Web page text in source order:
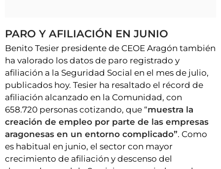
PARO Y AFILIACIÓN EN JUNIO
Benito Tesier presidente de CEOE Aragón también
ha valorado los datos de paro registrado y
afiliación a la Seguridad Social en el mes de julio,
publicados hoy. Tesier ha resaltado el récord de
afiliación alcanzado en la Comunidad, con
658.720 personas cotizando, que “muestra la
creación de empleo por parte de las empresas
aragonesas en un entorno complicado”. Como
es habitual en junio, el sector con mayor
crecimiento de afiliación y descenso del